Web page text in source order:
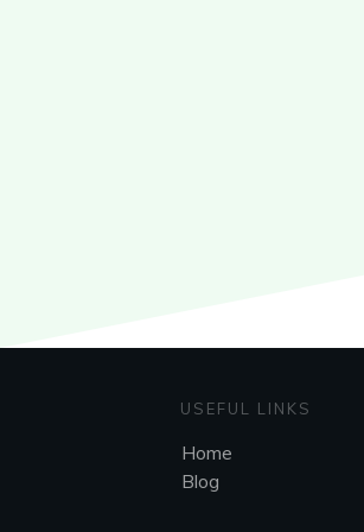
USEFUL LINKS
Home
Blog